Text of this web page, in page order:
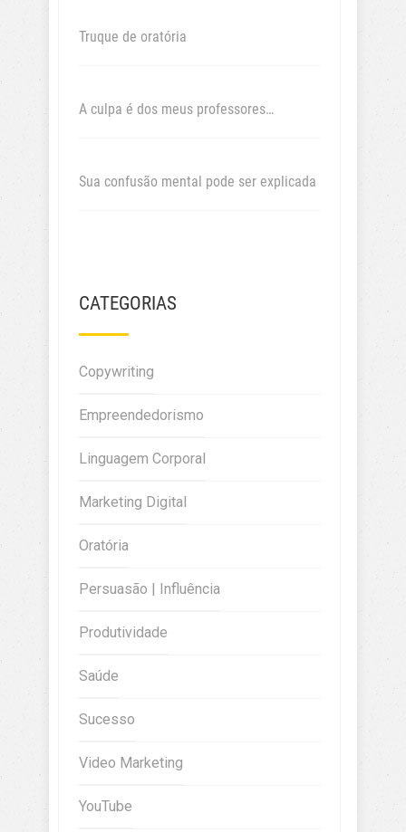
Truque de oratória
A culpa é dos meus professores…
Sua confusão mental pode ser explicada
CATEGORIAS
Copywriting
Empreendedorismo
Linguagem Corporal
Marketing Digital
Oratória
Persuasão | Influência
Produtividade
Saúde
Sucesso
Video Marketing
YouTube